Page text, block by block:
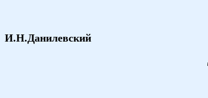
И.Н.Данилевский